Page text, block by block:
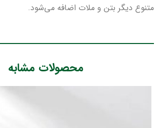
متنوع دیگر بتن و ملات اضافه می‌شود.
محصولات مشابه